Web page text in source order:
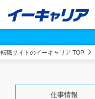
転職サイトのイーキャリア TOP
仕事情報